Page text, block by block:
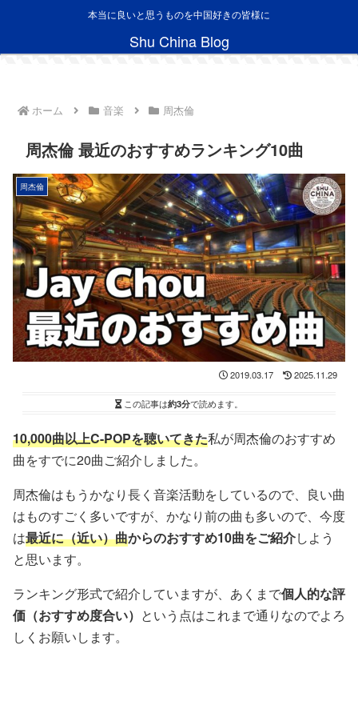
本当に良いと思うものを中国好きの皆様に
Shu China Blog
ホーム 音楽 周杰倫
周杰倫 最近のおすすめランキング10曲
周杰倫
2019.03.17 2025.11.29
この記事は約3分で読めます。
10,000曲以上C-POPを聴いてきた私が周杰倫のおすすめ
曲をすでに20曲ご紹介しました。
周杰倫はもうかなり長く音楽活動をしているので、良い曲
はものすごく多いですが、かなり前の曲も多いので、今度
は最近に（近い）曲からのおすすめ10曲をご紹介しよう
と思います。
ランキング形式で紹介していますが、あくまで個人的な評
価（おすすめ度合い） という点はこれまで通りなのでよろ
しくお願いします。